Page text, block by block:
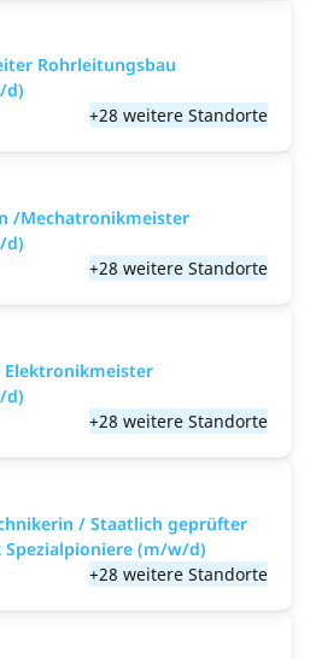
Rohrleitungsbau
d)
+28 weitere Standorte
/Mechatronikmeister
d)
+28 weitere Standorte
d)
+28 weitere Standorte
/ Staatlich geprüfter
Spezialpioniere (m/w/d)
+28 weitere Standorte